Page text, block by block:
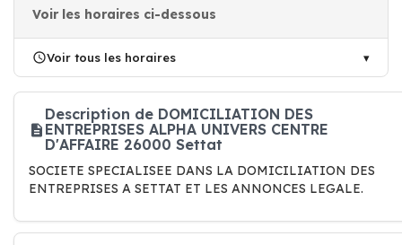
Voir les horaires ci-dessous
Voir tous les horaires
Description de DOMICILIATION DES
ENTREPRISES ALPHA UNIVERS CENTRE
D'AFFAIRE 26000 Settat
SOCIETE SPECIALISEE DANS LA DOMICILIATION DES
ENTREPRISES A SETTAT ET LES ANNONCES LEGALE.